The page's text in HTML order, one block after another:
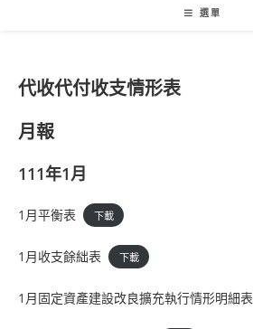
選單
代收代付收支情形表
月報
111年1月
1月平衡表 下載
1月收支餘絀表 下載
1月固定資產建設改良擴充執行情形明細表